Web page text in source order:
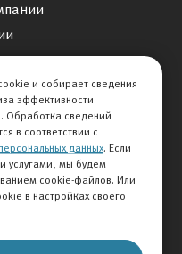
60-60
и собирает сведения
эффективности
Обработка сведений
в соответствии с
данных. Если
услугами, мы будем
cookie-файлов. Или
в настройках своего